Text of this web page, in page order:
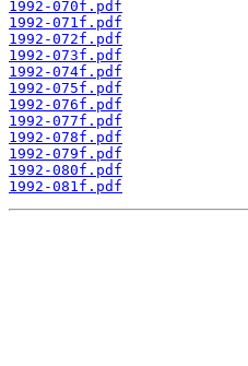
1992-070f.pdf
1992-071f.pdf
1992-072f.pdf
1992-073f.pdf
1992-074f.pdf
1992-075f.pdf
1992-076f.pdf
1992-077f.pdf
1992-078f.pdf
1992-079f.pdf
1992-080f.pdf
1992-081f.pdf